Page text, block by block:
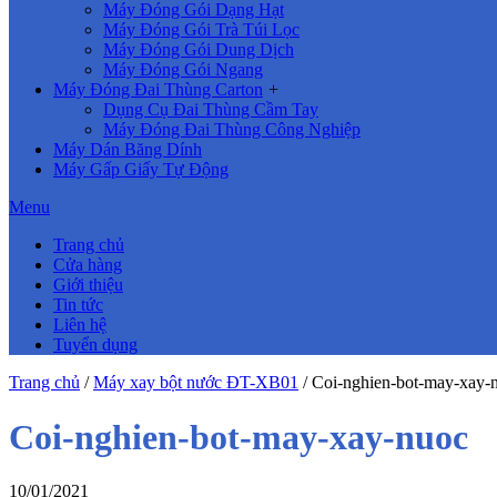
Máy Đóng Gói Dạng Hạt
Máy Đóng Gói Trà Túi Lọc
Máy Đóng Gói Dung Dịch
Máy Đóng Gói Ngang
Máy Đóng Đai Thùng Carton +
Dụng Cụ Đai Thùng Cầm Tay
Máy Đóng Đai Thùng Công Nghiệp
Máy Dán Băng Dính
Máy Gấp Giấy Tự Động
Menu
Trang chủ
Cửa hàng
Giới thiệu
Tin tức
Liên hệ
Tuyển dụng
Trang chủ /Máy xay bột nước ĐT-XB01 /Coi-nghien-bot-may-xay-
Coi-nghien-bot-may-xay-nuoc
10/01/2021